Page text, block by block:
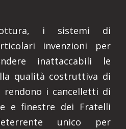
i sistemi di
invenzioni per
inattaccabili le
qualità costruttiva di
i cancelletti di
e finestre dei Fratelli
unico per